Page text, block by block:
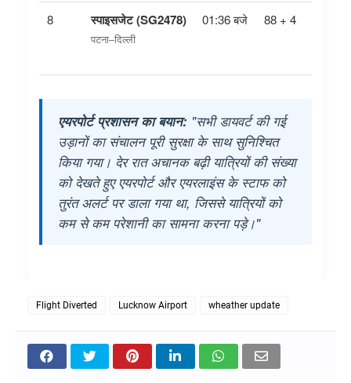
8 स्पाइसजेट (SG2478)
पटना–दिल्ली
01:36 बजे 88 + 4
एयरपोर्ट प्रशासन का बयान: "सभी डायवर्ट की गई
उड़ानों का संचालन पूरी सुरक्षा के साथ सुनिश्चित
किया गया। देर रात अचानक बढ़ी यात्रियों की संख्या
को देखते हुए एयरपोर्ट और एयरलाइंस के स्टाफ को
तुरंत अलर्ट पर डाला गया था, जिससे यात्रियों को
कम से कम परेशानी का सामना करना पड़े।"
Flight Diverted Lucknow Airport wheather update